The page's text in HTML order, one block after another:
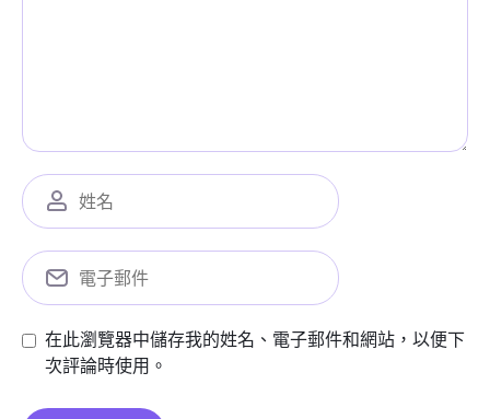
在此瀏覽器中儲存我的姓名、電子郵件和網站，以便下
次評論時使用。